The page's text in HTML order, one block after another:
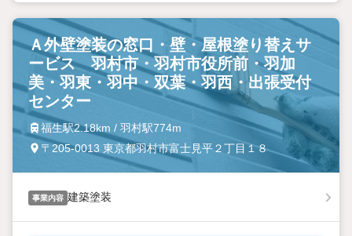
Ａ外壁塗装の窓口・壁・屋根塗り替えサ
ービス 羽村市・羽村市役所前・羽加
美・羽東・羽中・双葉・羽西・出張受付
センター
福生駅2.18km / 羽村駅774m
〒205-0013 東京都羽村市富士見平２丁目１８
事業内容 建築塗装